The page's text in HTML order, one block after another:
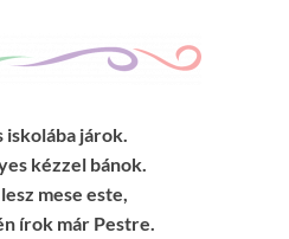
járok.
kézzel bánok.
mese este,
írok már Pestre.